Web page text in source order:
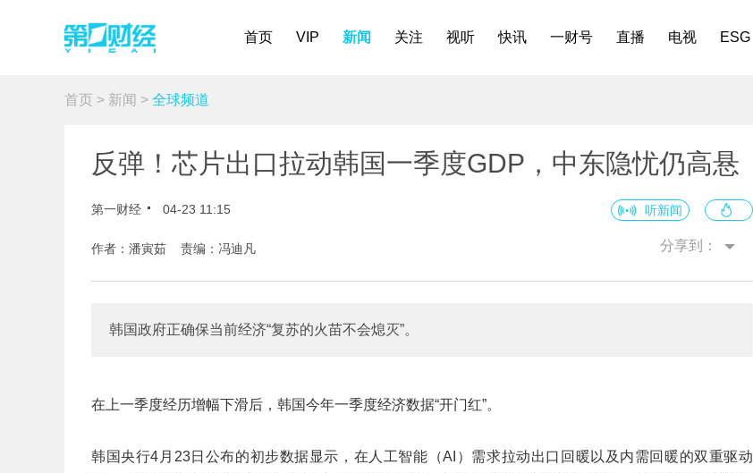
首页 VIP 新闻 关注 视听 快讯 一财号 直播 电视 ESG
首页 > 新闻 > 全球频道
反弹！芯片出口拉动韩国一季度GDP，中东隐忧仍高悬
第一财经 04-23 11:15 听新闻
作者：潘寅茹 责编：冯迪凡 分享到：
韩国政府正确保当前经济“复苏的火苗不会熄灭”。
在上一季度经历增幅下滑后，韩国今年一季度经济数据“开门红”。
韩国央行4月23日公布的初步数据显示，在人工智能（AI）需求拉动出口回暖以及内需回暖的双重驱动